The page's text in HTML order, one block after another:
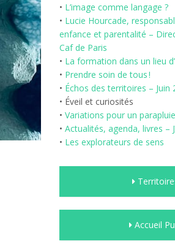
• L’image comme langage ?
• Lucie Hourcade,
enfance et parentalité –
Caf de Paris
• La formation dans un lieu
• Prendre soin de tous !
• Échos des territoires – Juin
• Éveil et curiosités
• Variations pour un parapluie
• Actualités, agenda, livres –
• Les explorateurs de sens
Accueil